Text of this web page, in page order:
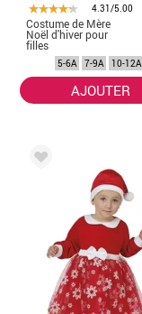
4.31/5.00
Costume de Mère
Noël d'hiver pour
filles
5-6A 7-9A 10-12A
AJOUTER